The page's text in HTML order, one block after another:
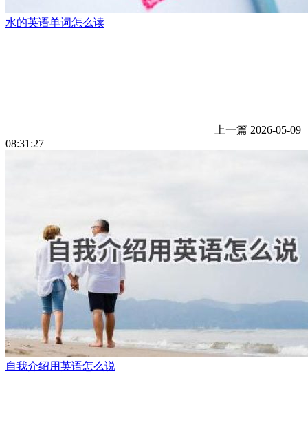
水的英语单词怎么读
上一篇 2026-05-09
08:31:27
自我介绍用英语怎么说